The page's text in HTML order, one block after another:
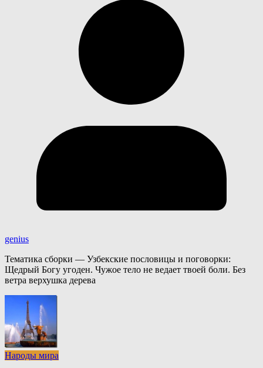
genius
Тематика сборки — Узбекские пословицы и поговорки:
Щедрый Богу угоден. Чужое тело не ведает твоей боли. Без
ветра верхушка дерева
Народы мира